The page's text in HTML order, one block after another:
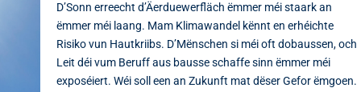
D’Sonn erreecht d’Äerduewerfläch ëmmer méi staark an
ëmmer méi laang. Mam Klimawandel kënnt en erhéichte
Risiko vun Hautkriibs. D’Mënschen si méi oft dobaussen, och
Leit déi vum Beruff aus bausse schaffe sinn ëmmer méi
exposéiert. Wéi soll een an Zukunft mat dëser Gefor ëmgoen.